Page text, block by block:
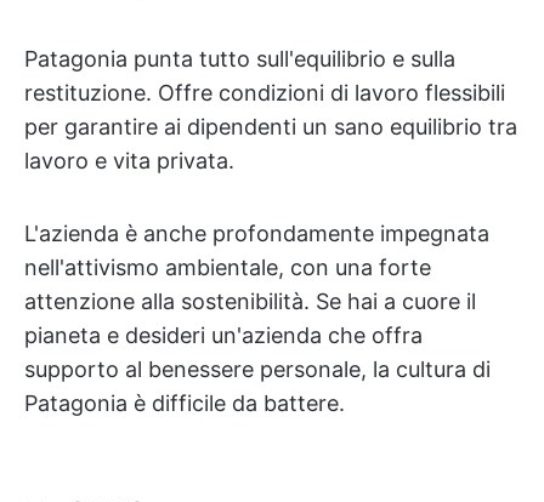
Patagonia punta tutto sull'equilibrio e sulla
restituzione. Offre condizioni di lavoro flessibili
per garantire ai dipendenti un sano equilibrio tra
lavoro e vita privata.
L'azienda è anche profondamente impegnata
nell'attivismo ambientale, con una forte
attenzione alla sostenibilità. Se hai a cuore il
pianeta e desideri un'azienda che offra
supporto al benessere personale, la cultura di
Patagonia è difficile da battere.